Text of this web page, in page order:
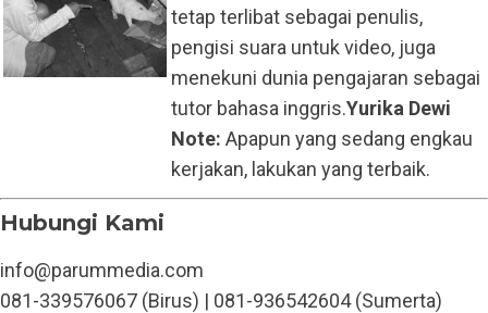
tetap terlibat sebagai penulis,
pengisi suara untuk video, juga
menekuni dunia pengajaran sebagai
tutor bahasa inggris.Yurika Dewi
Note: Apapun yang sedang engkau
kerjakan, lakukan yang terbaik.
Hubungi Kami
info@parummedia.com
081-339576067 (Birus) | 081-936542604 (Sumerta)